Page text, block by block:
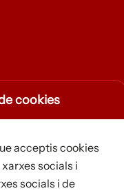
cookies
acceptis cookies
socials i
socials i de